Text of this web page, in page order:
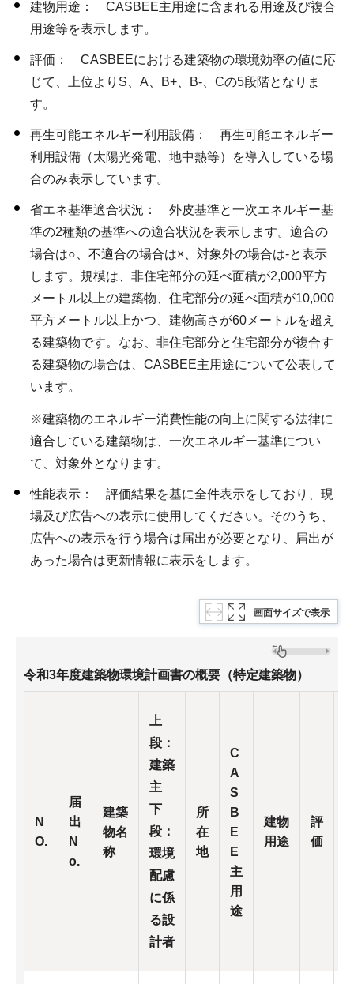
建物用途： CASBEE主用途に含まれる用途及び複合
用途等を表示します。
評価： CASBEEにおける建築物の環境効率の値に応
じて、上位よりS、A、B+、B-、Cの5段階となりま
す。
再生可能エネルギー利用設備： 再生可能エネルギー
利用設備（太陽光発電、地中熱等）を導入している場
合のみ表示しています。
省エネ基準適合状況： 外皮基準と一次エネルギー基
準の2種類の基準への適合状況を表示します。適合の
場合は○、不適合の場合は×、対象外の場合は-と表示
します。規模は、非住宅部分の延べ面積が2,000平方
メートル以上の建築物、住宅部分の延べ面積が10,000
平方メートル以上かつ、建物高さが60メートルを超え
る建築物です。なお、非住宅部分と住宅部分が複合す
る建築物の場合は、CASBEE主用途について公表して
います。
※建築物のエネルギー消費性能の向上に関する法律に
適合している建築物は、一次エネルギー基準につい
て、対象外となります。
性能表示： 評価結果を基に全件表示をしており、現
場及び広告への表示に使用してください。そのうち、
広告への表示を行う場合は届出が必要となり、届出が
あった場合は更新情報に表示をします。
画面サイズで表示
令和3年度建築物環境計画書の概要（特定建築物）
N
O.
届
出
N
o.
建築
物名
称
上
段：
建築
主
下
段：
環境
配慮
に係
る設
計者
所
在
地
C
A
S
B
E
E
主
用
途
建物
用途
評
価